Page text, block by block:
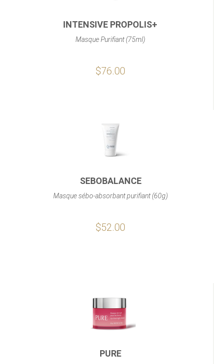
INTENSIVE PROPOLIS+
Masque Purifiant (75ml)
$76.00
SEBOBALANCE
Masque sébo-absorbant purifiant (60g)
$52.00
PURE